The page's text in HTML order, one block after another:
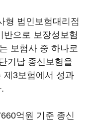
형 법인보험대리점
으로 보장성보험
보험사 중 하나로
기납 종신보험을
제3보험에서 성과
억원 기준 종신